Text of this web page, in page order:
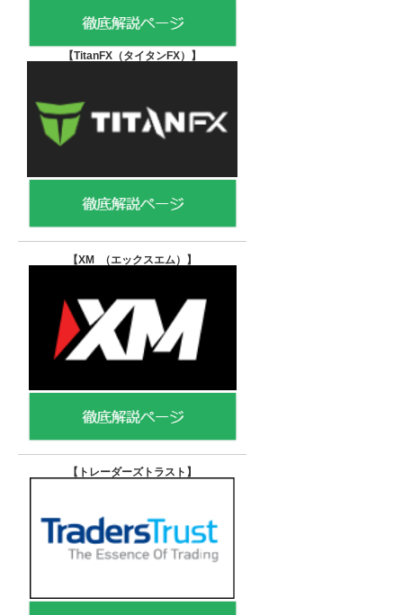
【TitanFX（タイタンFX） 】
【XM （エックスエム） 】
【トレーダーズトラスト 】